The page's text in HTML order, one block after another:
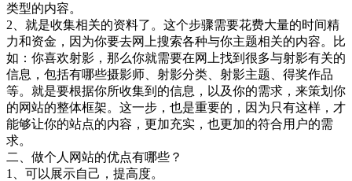
类型的内容。
2、就是收集相关的资料了。这个步骤需要花费大量的时间精
力和资金，因为你要去网上搜索各种与你主题相关的内容。比
如：你喜欢射影，那么你就需要在网上找到很多与射影有关的
信息，包括有哪些摄影师、射影分类、射影主题、得奖作品
等。就是要根据你所收集到的信息，以及你的需求，来策划你
的网站的整体框架。这一步，也是重要的，因为只有这样，才
能够让你的站点的内容，更加充实，也更加的符合用户的需
求。
二、做个人网站的优点有哪些？
1、可以展示自己，提高度。